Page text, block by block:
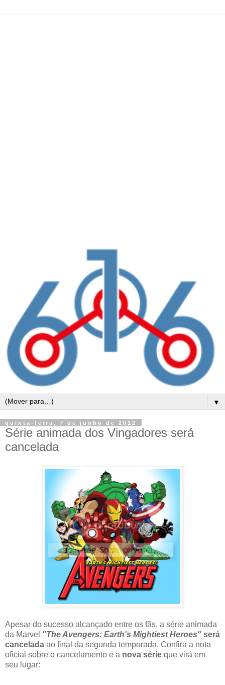
▼
quinta-feira, 7 de junho de 2012
Série animada dos Vingadores será
cancelada
Apesar do sucesso alcançado entre os fãs, a série animada
da Marvel "The Avengers: Earth's Mightiest Heroes" será
cancelada ao final da segunda temporada. Confira a nota
oficial sobre o cancelamento e a nova série que virá em
seu lugar: